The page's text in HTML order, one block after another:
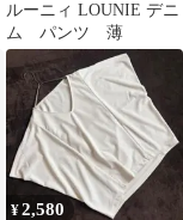
ルーニィ LOUNIE デニ
ム パンツ 薄
¥2,580